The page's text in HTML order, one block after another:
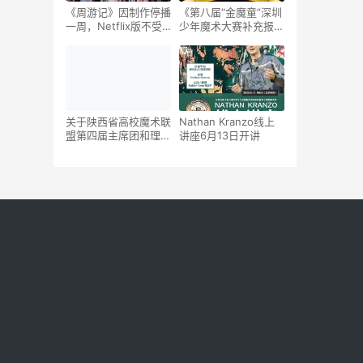
《周游记》因制作停播
一周，Netflix版不受
《第八届“金魔童”深圳
少年魔术大赛补充报名
关于陕西省高校魔术联
盟第四届主席团和理事
Nathan Kranzo线上
讲座6月13日开讲